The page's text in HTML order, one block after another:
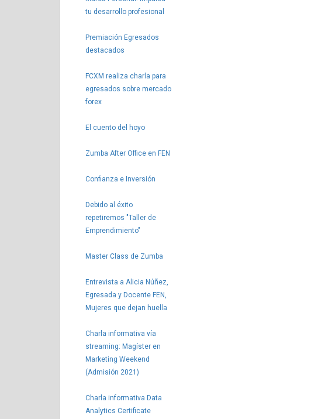
tu desarrollo profesional
Premiación Egresados
destacados
FCXM realiza charla para
egresados sobre mercado
forex
El cuento del hoyo
Zumba After Office en FEN
Confianza e Inversión
Debido al éxito
repetiremos "Taller de
Emprendimiento"
Master Class de Zumba
Entrevista a Alicia Núñez,
Egresada y Docente FEN,
Mujeres que dejan huella
Charla informativa vía
streaming: Magíster en
Marketing Weekend
(Admisión 2021)
Charla informativa Data
Analytics Certificate